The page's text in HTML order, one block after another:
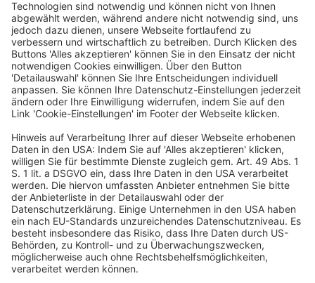
Abteilung, heute Business and new Product
Development (BNPD), mit Insight- und
produktbasierten Innovationen für die
Klosterfrau-Märkte und deren Ausbau
beschäftigt.
Er studierte Soziologie mit dem Schwerpunkt
Stadtforschung in Hamburg mit Praktika in
USA. Nach Berufsbeginn in der Beratung
folgten Stationen bei der Beiersdorf AG mit
internationaler
Marktforschungsverantwortung für
Personal Care/OTC und als Geschäftsführer